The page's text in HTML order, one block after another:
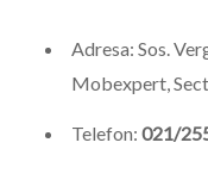
Adresa: Sos.
Mobexpert,
Telefon: 021/